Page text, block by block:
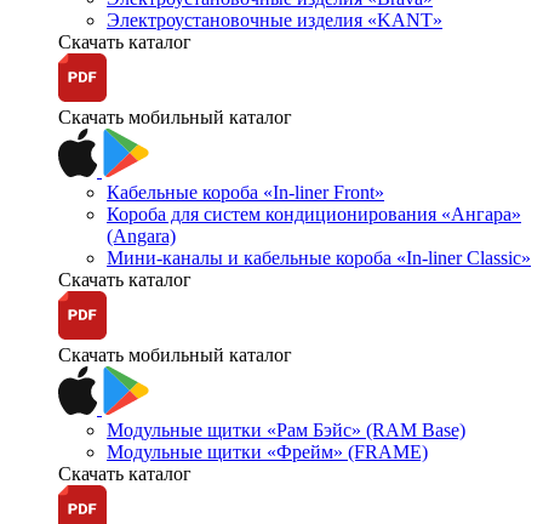
Электроустановочные изделия «KANT»
Скачать каталог
Скачать мобильный каталог
Кабельные короба «In-liner Front»
Короба для систем кондиционирования «Ангара»
(Angara)
Мини-каналы и кабельные короба «In-liner Classic»
Скачать каталог
Скачать мобильный каталог
Модульные щитки «Рам Бэйс» (RAM Base)
Модульные щитки «Фрейм» (FRAME)
Скачать каталог